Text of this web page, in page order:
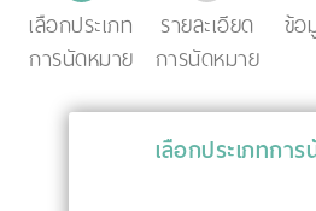
เลือกประเภท
การนัดหมาย
รายละเอียด
การนัดหมาย
ข้อ
เลือกประเภทกา